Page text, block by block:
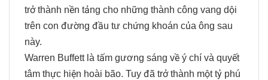
trở thành nền tảng cho những thành công vang dội
trên con đường đầu tư chứng khoán của ông sau
này.
Warren Buffett là tấm gương sáng về ý chí và quyết
tâm thực hiện hoài bão. Tuy đã trở thành một tỷ phú